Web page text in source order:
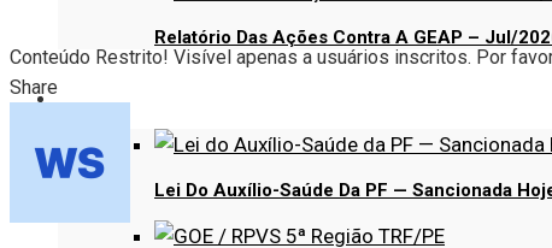
Relatório Das Ações Contra A GEAP – Jul/
INFORMATIVOS
Lei Do Auxílio-Saúde Da PF — Sancionada
Conteúdo Restrito! Visível apenas a usuários inscritos. Por
Share